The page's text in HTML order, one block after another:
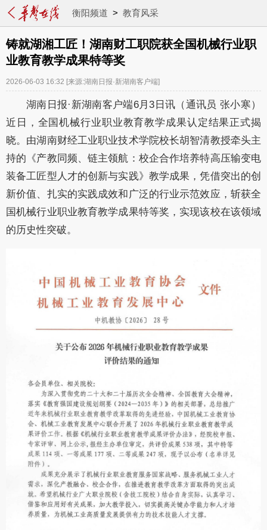
衡阳频道 > 教育风采
铸就湖湘工匠！湖南财工职院获全国机械行业职
业教育教学成果特等奖
2026-06-03 16:32 [来源:湖南日报·新湖南客户端]
湖南日报·新湖南客户端6月3 日讯（通讯员 张小寒）
近日，全国机械行业职业教育教学成果认定结果正式揭
晓。由湖南财经工业职业技术学院校长胡智清教授牵头主
持的《产教同频、链主领航 ： 校企合作培养特高压输变电
装备工匠型人才的创新与实践》 教学成果 ，凭借突出的创
新价值、扎实的实践成效和广泛的行业示范效应，斩获全
国机械行业职业教育教学成果特等奖，实现该校在该领域
的历史性突破。